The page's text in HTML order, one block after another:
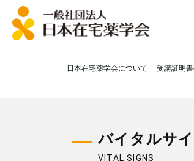
日本在宅薬学会について 受講証明
バイタルサ
VITAL SIGNS